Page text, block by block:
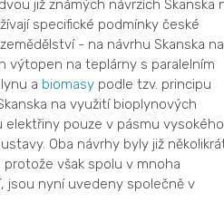
již známých návrzích Skanska
specifické podmínky české
- na návrhu Skanska na
výtopen na teplárny s paralelním
a biomasy podle tzv. principu
na využití bioplynových
elektřiny pouze v pásmu vysokého
Oba návrhy byly již
však spolu v mnoha
jsou nyní uvedeny společně v